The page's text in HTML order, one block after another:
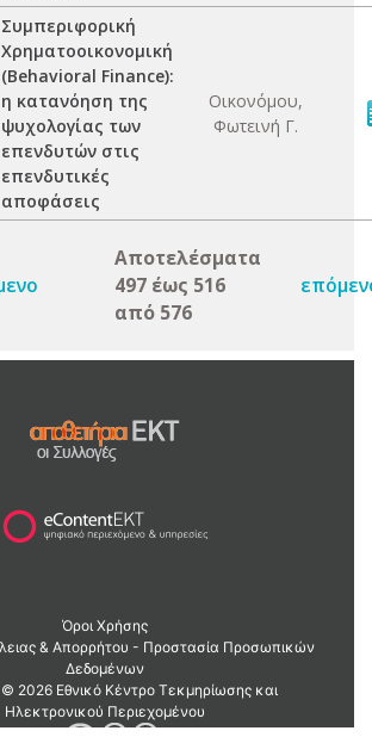
Συμπεριφορική
Χρηματοοικονομική
(Behavioral Finance):
η κατανόηση της
ψυχολογίας των
επενδυτών στις
επενδυτικές
αποφάσεις
Οικονόμου,
Φωτεινή Γ.
Αποτελέσματα
497 έως 516
από 576